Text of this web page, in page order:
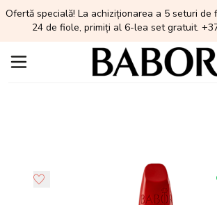
Ofertă specială! La achiziționarea a 5 seturi de
24 de fiole, primiți al 6-lea set gratuit.